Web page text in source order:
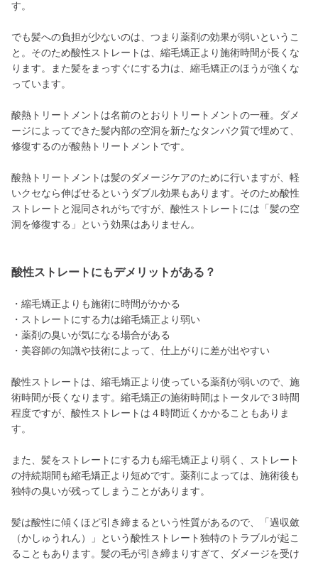
す。
でも髪への負担が少ないのは、つまり薬剤の効果が弱いというこ
と。そのため酸性ストレートは、縮毛矯正より施術時間が長くな
ります。また髪をまっすぐにする力は、縮毛矯正のほうが強くな
っています。
酸熱トリートメントは名前のとおりトリートメントの一種。ダメ
ージによってできた髪内部の空洞を新たなタンパク質で埋めて、
修復するのが酸熱トリートメントです。
酸熱トリートメントは髪のダメージケアのために行いますが、軽
いクセなら伸ばせるというダブル効果もあります。そのため酸性
ストレートと混同されがちですが、酸性ストレートには「髪の空
洞を修復する」という効果はありません。
酸性ストレートにもデメリットがある？
・縮毛矯正よりも施術に時間がかかる
・ストレートにする力は縮毛矯正より弱い
・薬剤の臭いが気になる場合がある
・美容師の知識や技術によって、仕上がりに差が出やすい
酸性ストレートは、縮毛矯正より使っている薬剤が弱いので、施
術時間が長くなります。縮毛矯正の施術時間はトータルで３時間
程度ですが、酸性ストレートは４時間近くかかることもありま
す。
また、髪をストレートにする力も縮毛矯正より弱く、ストレート
の持続期間も縮毛矯正より短めです。薬剤によっては、施術後も
独特の臭いが残ってしまうことがあります。
髪は酸性に傾くほど引き締まるという性質があるので、「過収斂
（かしゅうれん）」という酸性ストレート独特のトラブルが起こ
ることもあります。髪の毛が引き締まりすぎて、ダメージを受け